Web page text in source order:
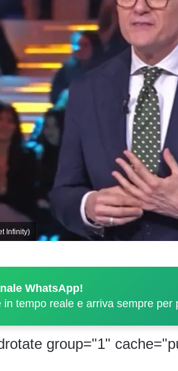
Infinity)
WhatsApp!
in tempo reale e arriva sempre per
group="1"